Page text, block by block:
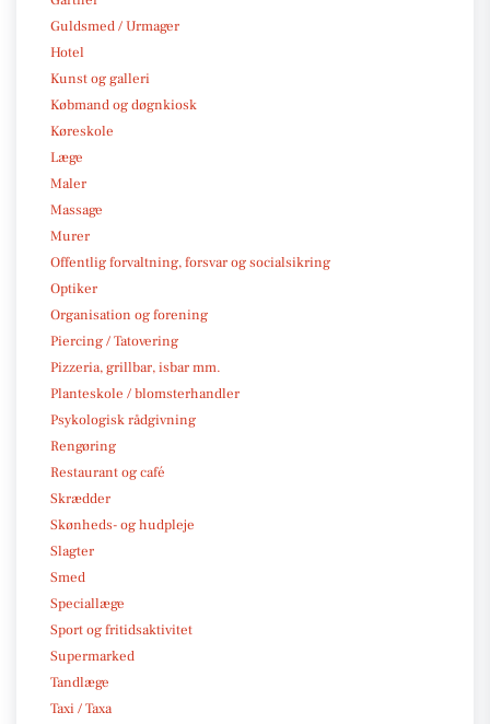
Guldsmed / Urmager
Hotel
Kunst og galleri
Købmand og døgnkiosk
Køreskole
Læge
Maler
Massage
Murer
Offentlig forvaltning, forsvar og socialsikring
Optiker
Organisation og forening
Piercing / Tatovering
Pizzeria, grillbar, isbar mm.
Planteskole / blomsterhandler
Psykologisk rådgivning
Rengøring
Restaurant og café
Skrædder
Skønheds- og hudpleje
Slagter
Smed
Speciallæge
Sport og fritidsaktivitet
Supermarked
Tandlæge
Taxi / Taxa